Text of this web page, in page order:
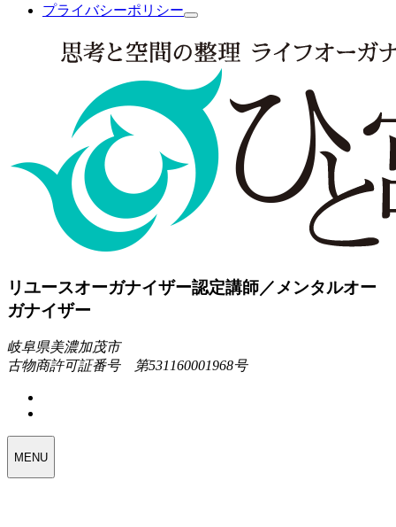
プライバシーポリシー
リユースオーガナイザー認定講師／メンタルオー
ガナイザー
岐阜県美濃加茂市
古物商許可証番号 第531160001968号
MENU